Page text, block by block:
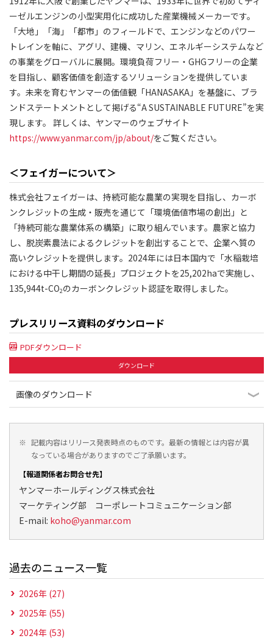
ーゼルエンジンの小型実用化に成功した産業機械メーカーです。
「大地」「海」「都市」のフィールドで、エンジンなどのパワー
トレインを軸に、アグリ、建機、マリン、エネルギーシステムなど
の事業をグローバルに展開。環境負荷フリー・GHGフリーの企業
を目指し、顧客価値を創造するソリューションを提供していま
す。未来を育むヤンマーの価値観「HANASAKA」を基盤に、ブラ
ンドステートメントとして掲げる“A SUSTAINABLE FUTURE”を実
現します。 詳しくは、ヤンマーのウェブサイト
https://www.yanmar.com/jp/about/をご覧ください。
＜フェイガーについて＞
株式会社フェイガーは、持続可能な農業の実現を目指し、カーボ
ンクレジットの生成・販売を通じて「環境価値市場の創出」と
「持続可能な農業体系の構築」に取り組んでいます。農家と協力
し、脱炭素農法によるクレジットを創出することで、企業へ質の
高いクレジットを提供します。2024年には日本国内で「水稲栽培
における中干し期間の延長」プロジェクトを25,202haで実施し、
135,944t-CO2のカーボンクレジット認証を取得しました。
プレスリリース資料のダウンロード
PDFダウンロード
ダウンロード
画像のダウンロード
※ 記載内容はリリース発表時点のものです。最新の情報とは内容が異
なっている場合がありますのでご了承願います。
【報道関係者お問合せ先】
ヤンマーホールディングス株式会社
マーケティング部 コーポレートコミュニケーション部
E-mail: koho@yanmar.com
過去のニュース一覧
2026年 (27)
2025年 (55)
2024年 (53)